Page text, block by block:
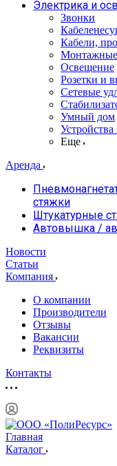
Электрика и
Звонки
Кабели,
Монтажные
Освещение
Розетки и
Сетевые
Умный дом
Еще
Аренда
стяжки
Штукатурные
Автовышка /
Новости
Статьи
Компания
О компании
Производители
Отзывы
Вакансии
Реквизиты
Контакты
Главная
Каталог